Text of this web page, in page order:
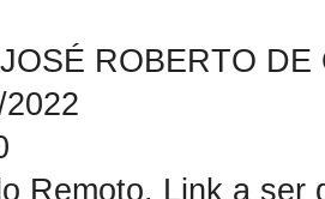
ROBERTO DE
Remoto. Link a ser